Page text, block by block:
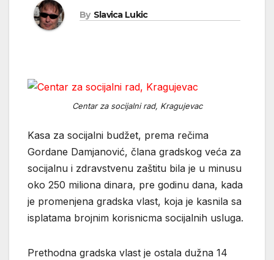
By Slavica Lukic
Centar za socijalni rad, Kragujevac
Kasa za socijalni budžet, prema rečima
Gordane Damjanović, člana gradskog veća za
socijalnu i zdravstvenu zaštitu bila je u minusu
oko 250 miliona dinara, pre godinu dana, kada
je promenjena gradska vlast, koja je kasnila sa
isplatama brojnim korisnicma socijalnih usluga.
Prethodna gradska vlast je ostala dužna 14